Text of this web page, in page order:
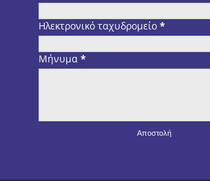
Ηλεκτρονικό ταχυδρομείο*
Μήνυμα*